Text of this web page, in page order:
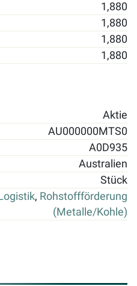
1,880
1,880
1,880
1,880
Aktie
AU000000MTS0
A0D935
Australien
Stück
, Rohstoffförderung
(Metalle/Kohle)